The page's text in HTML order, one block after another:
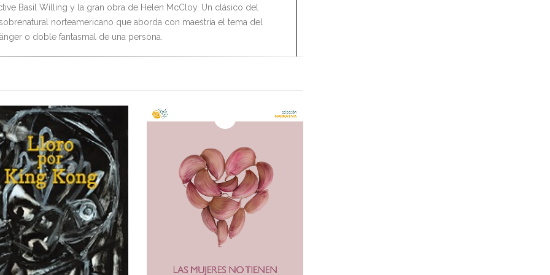
Basil Willing y la gran obra de Helen McCloy. Un clásico del
norteamericano que aborda con maestría el tema del
o doble fantasmal de una persona.